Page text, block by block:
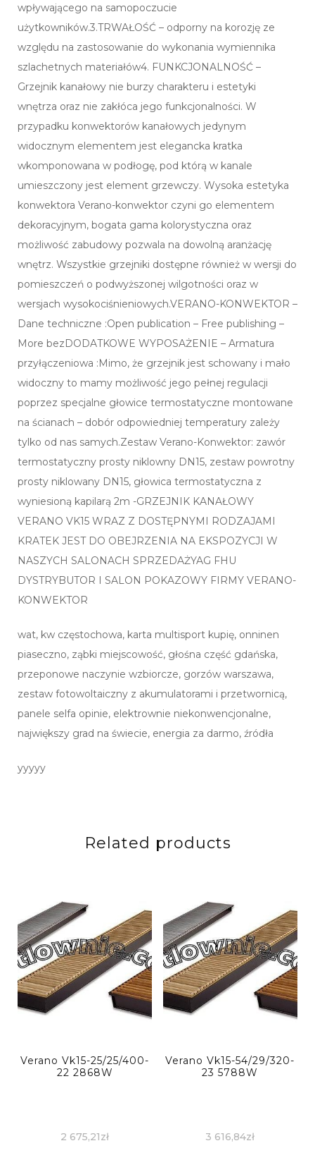
wpływającego na samopoczucie
użytkowników.3.TRWAŁOŚĆ – odporny na korozję ze
względu na zastosowanie do wykonania wymiennika
szlachetnych materiałów4. FUNKCJONALNOŚĆ –
Grzejnik kanałowy nie burzy charakteru i estetyki
wnętrza oraz nie zakłóca jego funkcjonalności. W
przypadku konwektorów kanałowych jedynym
widocznym elementem jest elegancka kratka
wkomponowana w podłogę, pod którą w kanale
umieszczony jest element grzewczy. Wysoka estetyka
konwektora Verano-konwektor czyni go elementem
dekoracyjnym, bogata gama kolorystyczna oraz
możliwość zabudowy pozwala na dowolną aranżację
wnętrz. Wszystkie grzejniki dostępne również w wersji do
pomieszczeń o podwyższonej wilgotności oraz w
wersjach wysokociśnieniowych.VERANO-KONWEKTOR –
Dane techniczne :Open publication – Free publishing –
More bezDODATKOWE WYPOSAŻENIE – Armatura
przyłączeniowa :Mimo, że grzejnik jest schowany i mało
widoczny to mamy możliwość jego pełnej regulacji
poprzez specjalne głowice termostatyczne montowane
na ścianach – dobór odpowiedniej temperatury zależy
tylko od nas samych.Zestaw Verano-Konwektor: zawór
termostatyczny prosty niklowny DN15, zestaw powrotny
prosty niklowany DN15, głowica termostatyczna z
wyniesioną kapilarą 2m -GRZEJNIK KANAŁOWY
VERANO VK15 WRAZ Z DOSTĘPNYMI RODZAJAMI
KRATEK JEST DO OBEJRZENIA NA EKSPOZYCJI W
NASZYCH SALONACH SPRZEDAŻYAG FHU
DYSTRYBUTOR I SALON POKAZOWY FIRMY VERANO-
KONWEKTOR
wat, kw częstochowa, karta multisport kupię, onninen
piaseczno, ząbki miejscowość, głośna część gdańska,
przeponowe naczynie wzbiorcze, gorzów warszawa,
zestaw fotowoltaiczny z akumulatorami i przetwornicą,
panele selfa opinie, elektrownie niekonwencjonalne,
największy grad na świecie, energia za darmo, źródła
yyyyy
Related products
Verano Vk15-25/25/400-
22 2868W
2 675,21zł
Verano Vk15-54/29/320-
23 5788W
3 616,84zł